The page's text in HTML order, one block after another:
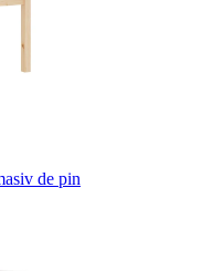
de pin